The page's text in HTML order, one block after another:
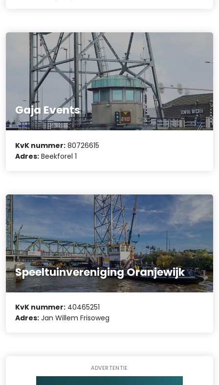
Gaja Events
KvK nummer: 80726615
Adres: Beekforel 1
Speeltuinvereniging Oranjewijk
KvK nummer: 40465251
Adres: Jan Willem Frisoweg
ADVERTENTIE